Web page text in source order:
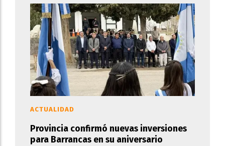
Provincia confirmó nuevas inversiones
para Barrancas en su aniversario
ACTUALIDAD